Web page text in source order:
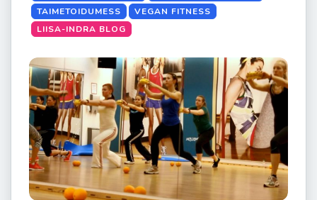
TAIMETOIDUMESS
VEGAN FITNESS
LIISA-INDRA BLOG